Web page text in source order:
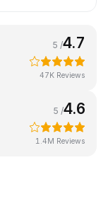
4.7
/ 5
47K Reviews
4.6
/ 5
1.4M Reviews